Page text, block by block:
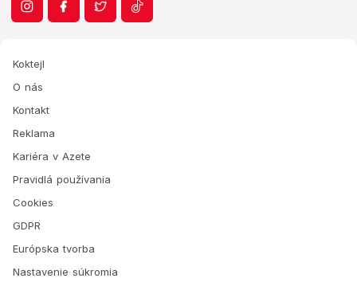
Koktejl
O nás
Kontakt
Reklama
Kariéra v Azete
Pravidlá používania
Cookies
GDPR
Európska tvorba
Nastavenie súkromia